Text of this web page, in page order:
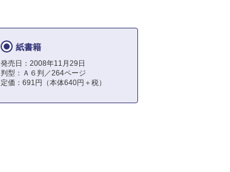
紙書籍
発売日：2008年11月29日
判型：Ａ６判／264ページ
定価：691円（本体640円＋税）